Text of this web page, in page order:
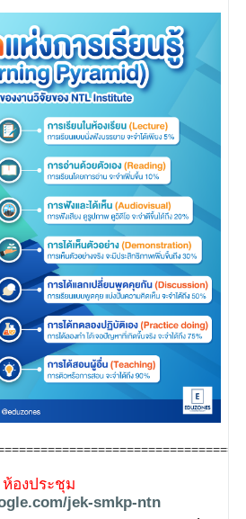
องประชุม
jek-smkp-ntn